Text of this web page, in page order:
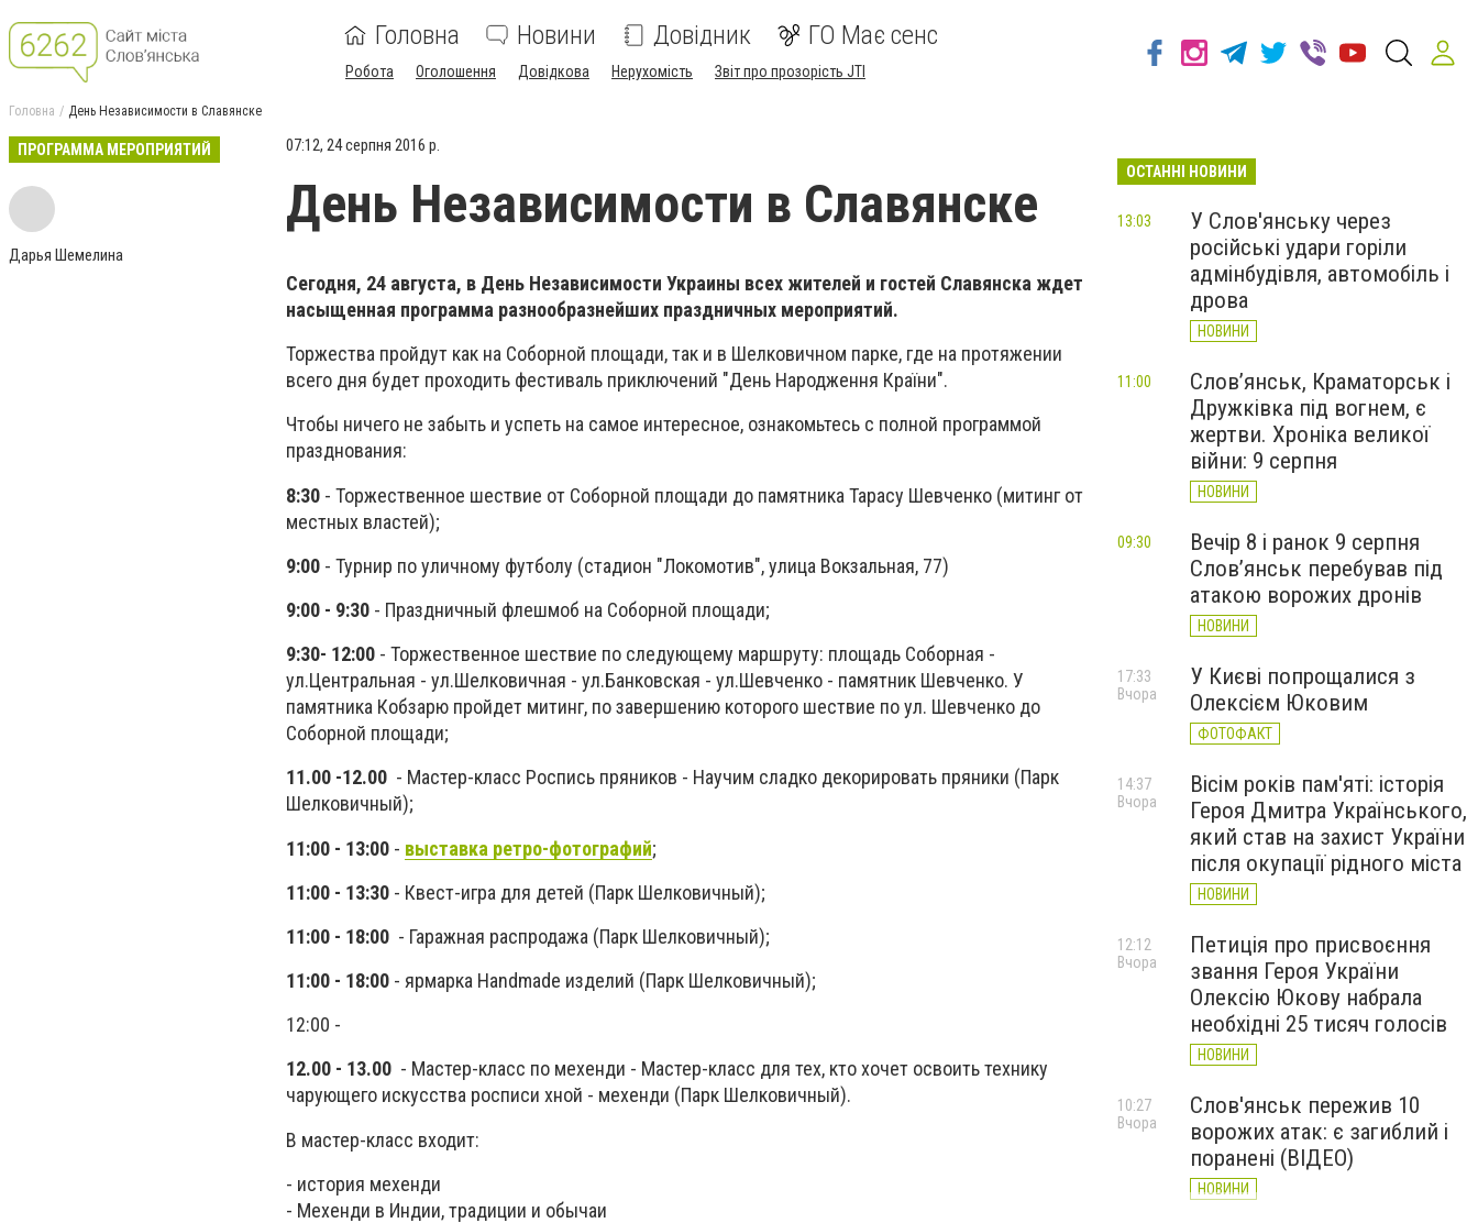
Головна Новини Довідник ГО Має сенс
Робота Оголошення Довідкова Нерухомість Звіт про прозорість JTI
Головна День Независимости в Славянске
ПРОГРАММА МЕРОПРИЯТИЙ
Дарья Шемелина
07:12, 24 серпня 2016 р.
День Независимости в Славянске
Сегодня, 24 августа, в День Независимости Украины всех жителей и гостей Славянска ждет
насыщенная программа разнообразнейших праздничных мероприятий.
Торжества пройдут как на Соборной площади, так и в Шелковичном парке, где на протяжении
всего дня будет проходить фестиваль приключений "День Народження Країни".
Чтобы ничего не забыть и успеть на самое интересное, ознакомьтесь с полной программой
празднования:
8:30 - Торжественное шествие от Соборной площади до памятника Тарасу Шевченко (митинг от
местных властей);
9:00 - Турнир по уличному футболу (стадион "Локомотив", улица Вокзальная, 77)
9:00 - 9:30 - Праздничный флешмоб на Соборной площади;
9:30- 12:00 - Торжественное шествие по следующему маршруту: площадь Соборная -
ул.Центральная - ул.Шелковичная - ул.Банковская - ул.Шевченко - памятник Шевченко. У
памятника Кобзарю пройдет митинг, по завершению которого шествие по ул. Шевченко до
Соборной площади;
11.00 -12.00 - Мастер-класс Роспись пряников - Научим сладко декорировать пряники (Парк
Шелковичный);
11:00 - 13:00 - выставка ретро-фотографий;
11:00 - 13:30 - Квест-игра для детей (Парк Шелковичный);
11:00 - 18:00 - Гаражная распродажа (Парк Шелковичный);
11:00 - 18:00 - ярмарка Handmade изделий (Парк Шелковичный);
12:00 -
12.00 - 13.00 - Мастер-класс по мехенди - Мастер-класс для тех, кто хочет освоить технику
чарующего искусства росписи хной - мехенди (Парк Шелковичный).
В мастер-класс входит:
- история мехенди
- Мехенди в Индии, традиции и обычаи
ОСТАННІ НОВИНИ
У Слов'янську через
російські удари горіли
адмінбудівля, автомобіль і
дрова
НОВИНИ
13:03
Слов’янськ, Краматорськ і
Дружківка під вогнем, є
жертви. Хроніка великої
війни: 9 серпня
НОВИНИ
11:00
Вечір 8 і ранок 9 серпня
Слов’янськ перебував під
атакою ворожих дронів
НОВИНИ
09:30
У Києві попрощалися з
Олексієм Юковим
ФОТОФАКТ
17:33
Вчора
Вісім років пам'яті: історія
Героя Дмитра Українського,
який став на захист України
після окупації рідного міста
НОВИНИ
14:37
Вчора
Петиція про присвоєння
звання Героя України
Олексію Юкову набрала
необхідні 25 тисяч голосів
НОВИНИ
12:12
Вчора
Слов'янськ пережив 10
ворожих атак: є загиблий і
поранені (ВІДЕО)
НОВИНИ
10:27
Вчора